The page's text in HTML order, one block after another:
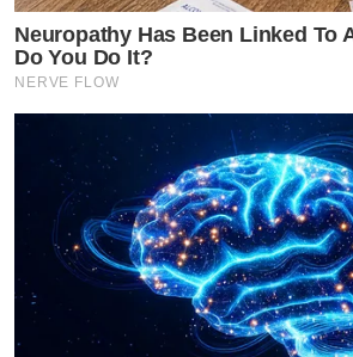
Neuropathy Has Been Linked To
Do You Do It?
NERVE FLOW